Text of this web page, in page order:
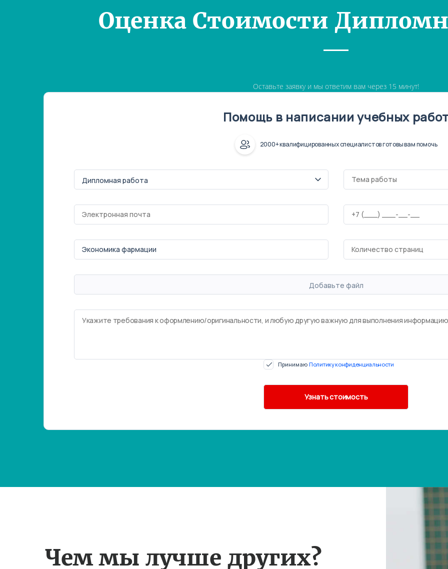
Оценка Стоимости
Оставьте заявку и мы ответим вам через 15 минут!
Помощь в написании учебных
2000+ квалифицированных специалистов готовы вам помочь
Добавьте файл
Принимаю Политику конфиденциальности
Чем мы лучше других?